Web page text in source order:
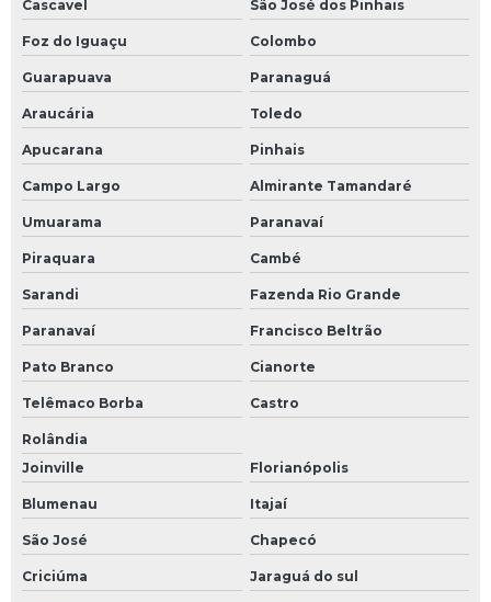
Cascavel São José dos Pinhais
Foz do Iguaçu Colombo
Guarapuava Paranaguá
Araucária Toledo
Apucarana Pinhais
Campo Largo Almirante Tamandaré
Umuarama Paranavaí
Piraquara Cambé
Sarandi Fazenda Rio Grande
Paranavaí Francisco Beltrão
Pato Branco Cianorte
Telêmaco Borba Castro
Rolândia
Joinville
Florianópolis
Blumenau Itajaí
São José Chapecó
Criciúma Jaraguá do sul